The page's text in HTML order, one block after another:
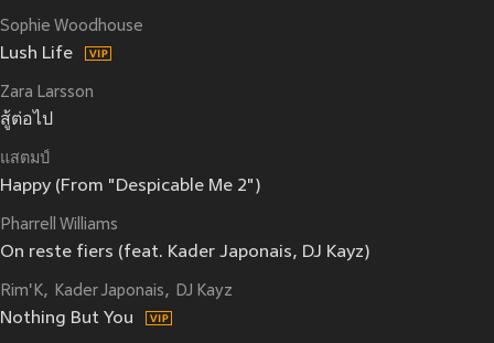
Sophie Woodhouse
Lush Life
Zara Larsson
สู้ต่อไป
แสตมป์
Happy (From "Despicable Me 2")
Pharrell Williams
On reste fiers (feat. Kader Japonais, DJ Kayz)
Rim'K Kader Japonais DJ Kayz
Nothing But You